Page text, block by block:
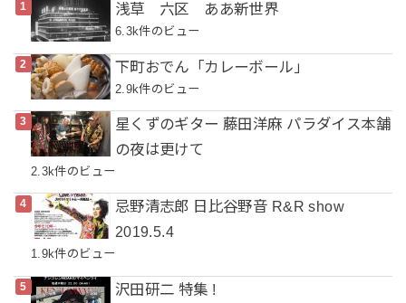
浅草 六区 ああ新世界
6.3k件のビュー
下町おでん「カレーボール」
2.9k件のビュー
星くずのギター 藤田洋麻 パラダイス本舗
の夜は更けて
2.3k件のビュー
忌野清志郎 日比谷野音 R&R show
2019.5.4
1.9k件のビュー
沢田研二 特集 !